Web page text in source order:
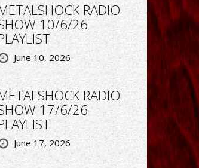
RADIO
10/6/26
June 10, 2026
RADIO
17/6/26
June 17, 2026